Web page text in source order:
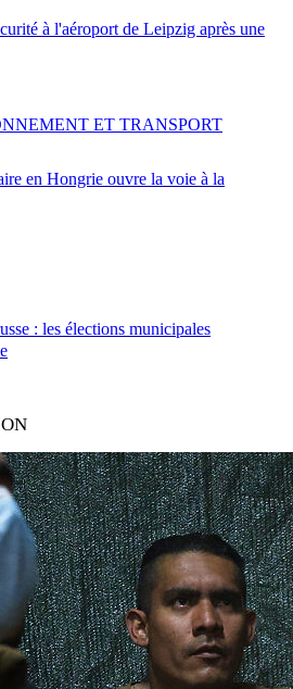
à l'aéroport de Leipzig après une
en Hongrie ouvre la voie à la
ET TRANSPORT
: les élections municipales